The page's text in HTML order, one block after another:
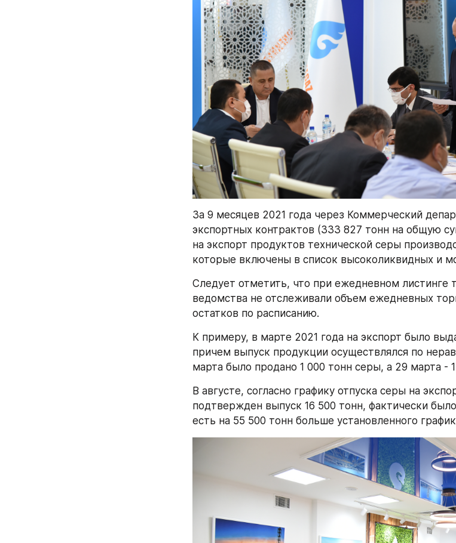
За 9 месяцев 2021 года через Коммерческий
экспортных контрактов (333 827 тонн на общую
на экспорт продуктов технической серы
которые включены в список высоколиквидных и
Следует отметить, что при ежедневном листинге
ведомства не отслеживали объем ежедневных
остатков по расписанию.
К примеру, в марте 2021 года на экспорт было
причем выпуск продукции осуществлялся по
марта было продано 1 000 тонн серы, а 29 марта -
В августе, согласно графику отпуска серы на
подтвержден выпуск 16 500 тонн, фактически
есть на 55 500 тонн больше установленного